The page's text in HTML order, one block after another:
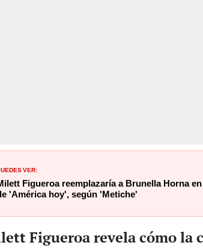
VER:
Figueroa reemplazaría a Brunella Horna
'América hoy', según 'Metiche'
Figueroa revela cómo la